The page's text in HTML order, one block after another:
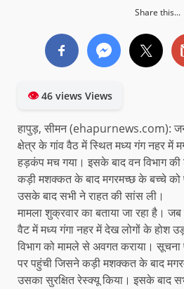
Share this...
👁46 views Views
हापुड़, सीमन (ehapurnews.com):
क्षेत्र के गांव वैठ में स्थित मध्य गंग नहर में
हड़कंप मच गया। इसके बाद वन विभाग की
कड़ी मशक्कत के बाद मगरमच्छ के बच्चे को
उसके बाद सभी ने राहत की सांस ली।
मामला शुक्रवार का बताया जा रहा है।
वैट में मध्य गंगा नहर में देख लोगों के होश
विभाग को मामले से अवगत कराया। सूचना
पर पहुंची जिसने कड़ी मशक्कत के बाद
उसका सुरक्षित रेस्क्यू किया। इसके बाद